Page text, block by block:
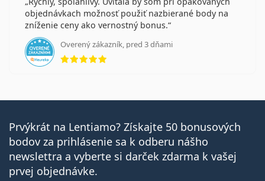
objednávkach možnosť použiť nazbierané body na
zníženie ceny ako vernostný bonus.
Overený zákazník, pred 3 dňami
hodnotenie 5 z 5
Prvýkrát na Lentiamo? Získajte 50 bonusových
bodov za prihlásenie sa k odberu nášho
newslettra a vyberte si darček zdarma k vašej
prvej objednávke.